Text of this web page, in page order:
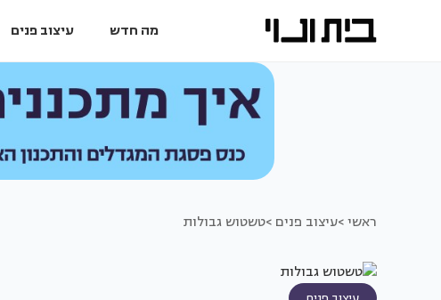
מה חדש עיצוב פנים
ראשי >עיצוב פנים >טשטוש גבולות